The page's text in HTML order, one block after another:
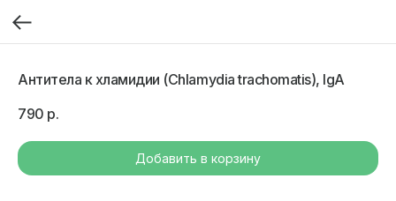
Антитела к хламидии (Chlamydia trachomatis), IgA
790 р.
Добавить в корзину